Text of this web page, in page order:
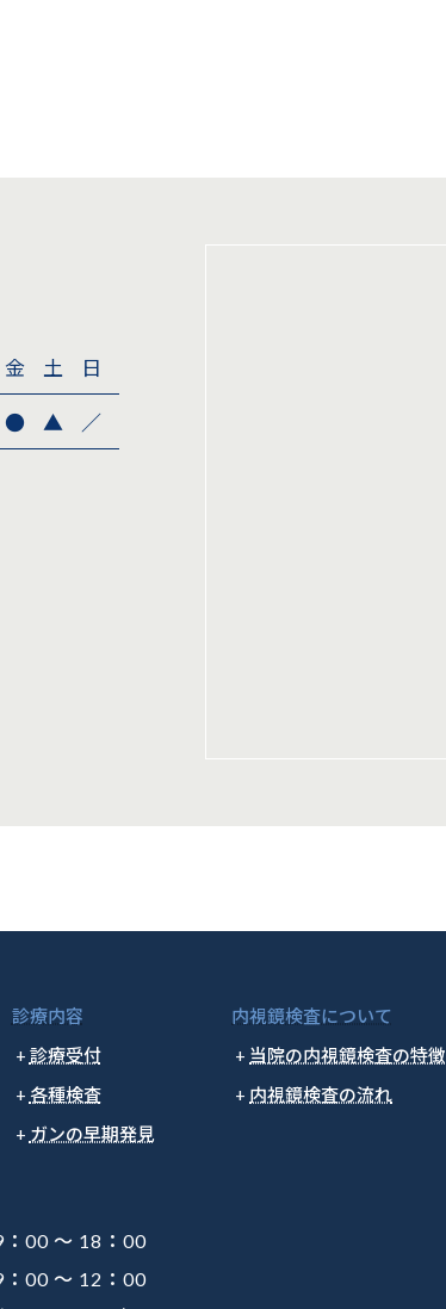
金 土 日
● ▲ ／
診療内容
診療受付
各種検査
ガンの早期発見
内視鏡検査について
当院の内視鏡検査の特徴
内視鏡検査の流れ
：00 ～ 18：00
：00 ～ 12：00